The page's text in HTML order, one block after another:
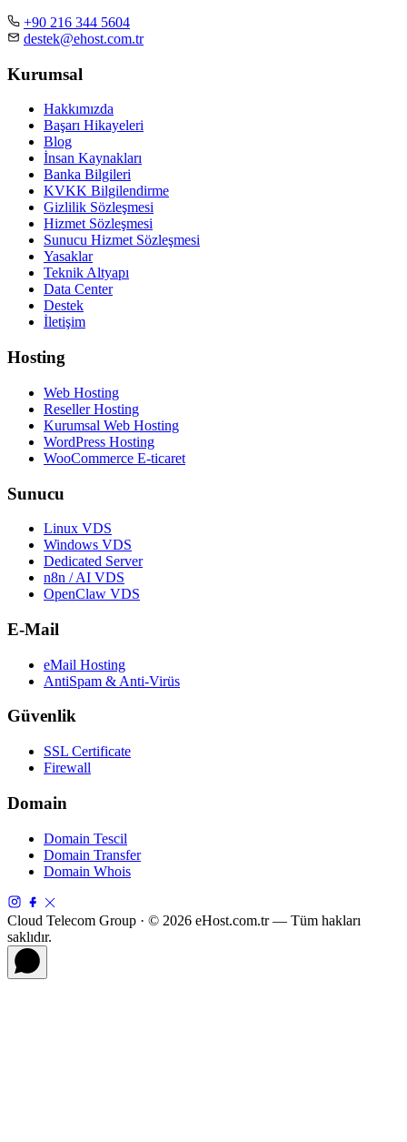
+90 216 344 5604
destek@ehost.com.tr
Kurumsal
Hakkımızda
Başarı Hikayeleri
Blog
İnsan Kaynakları
Banka Bilgileri
KVKK Bilgilendirme
Gizlilik Sözleşmesi
Hizmet Sözleşmesi
Sunucu Hizmet Sözleşmesi
Yasaklar
Teknik Altyapı
Data Center
Destek
İletişim
Hosting
Web Hosting
Reseller Hosting
Kurumsal Web Hosting
WordPress Hosting
WooCommerce E-ticaret
Sunucu
Linux VDS
Windows VDS
Dedicated Server
n8n / AI VDS
OpenClaw VDS
E-Mail
eMail Hosting
AntiSpam & Anti-Virüs
Güvenlik
SSL Certificate
Firewall
Domain
Domain Tescil
Domain Transfer
Domain Whois
Cloud Telecom Group · © 2026 eHost.com.tr — Tüm hakları
saklıdır.